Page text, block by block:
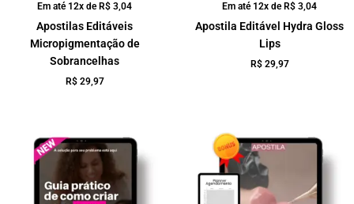
Em até 12x de R$ 3,04
Apostilas Editáveis
Micropigmentação de
Sobrancelhas
R$29,97
Em até 12x de R$ 3,04
Apostila Editável Hydra Gloss
Lips
R$29,97